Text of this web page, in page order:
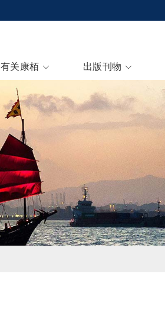
有关康栢 出版刊物